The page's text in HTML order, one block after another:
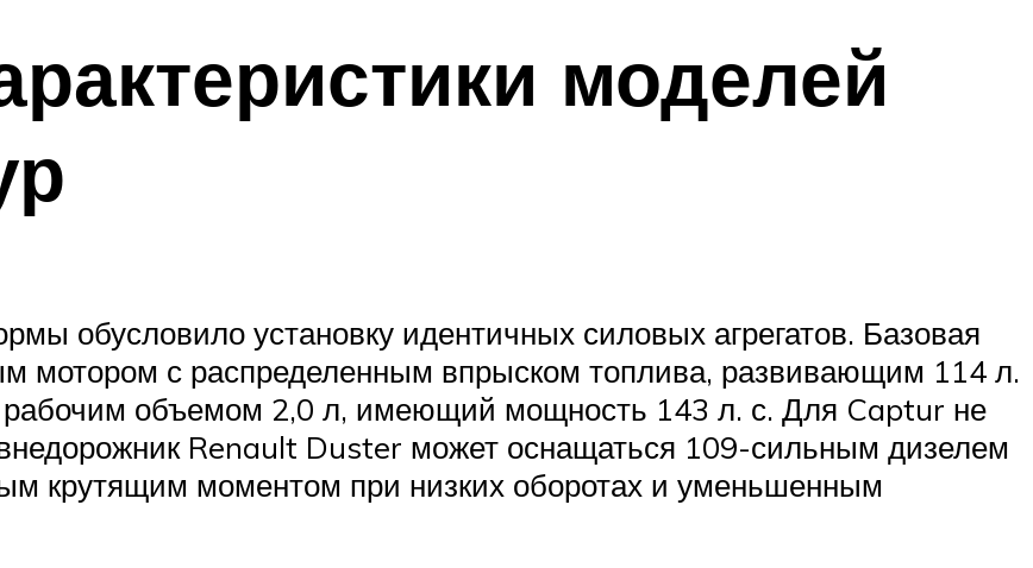
моделей
обусловило установку идентичных силовых агрегатов. Базовая
мотором с распределенным впрыском топлива, развивающим 114 л.
рабочим объемом 2,0 л, имеющий мощность 143 л. с. Для Captur не
Renault Duster может оснащаться 109-сильным дизелем
крутящим моментом при низких оборотах и уменьшенным